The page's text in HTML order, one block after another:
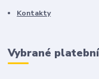
Kontakty
Vybrané